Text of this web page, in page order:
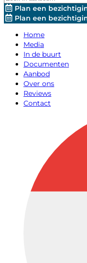
Plan een
Plan een
Home
Media
In de buurt
Documenten
Aanbod
Over ons
Reviews
Contact